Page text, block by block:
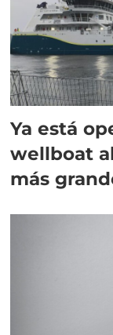
Ya está
wellboat
más